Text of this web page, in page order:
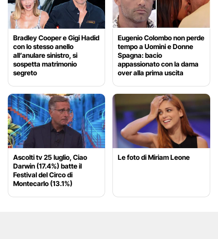
Bradley Cooper e Gigi Hadid
con lo stesso anello
all’anulare sinistro, si
sospetta matrimonio
segreto
Eugenio Colombo non perde
tempo a Uomini e Donne
Spagna: bacio
appassionato con la dama
over alla prima uscita
Ascolti tv 25 luglio, Ciao
Darwin (17.4%) batte il
Festival del Circo di
Montecarlo (13.1%)
Le foto di Miriam Leone